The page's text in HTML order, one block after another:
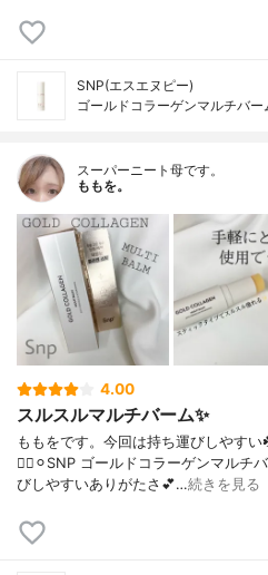
SNP(エスエヌピー)
ゴールドコラーゲンマルチバー
スーパーニート母です。
ももを。
4.00
スルスルマルチバーム✨
ももをです。今回は持ち運びしやす
💁‍♀️⚪︎SNP ゴールドコラーゲンマルチ
びしやすいありがたさ💕…続きを見る